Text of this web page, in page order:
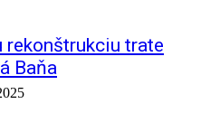
trate
Baňa